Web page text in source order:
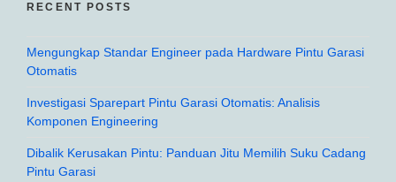
RECENT POSTS
Mengungkap Standar Engineer pada Hardware Pintu Garasi
Otomatis
Investigasi Sparepart Pintu Garasi Otomatis: Analisis
Komponen Engineering
Dibalik Kerusakan Pintu: Panduan Jitu Memilih Suku Cadang
Pintu Garasi